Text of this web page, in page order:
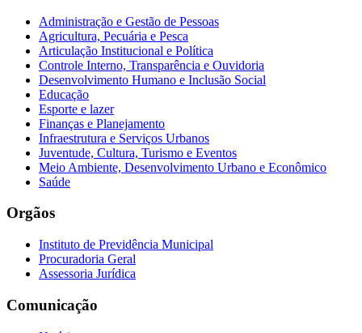
Administração e Gestão de Pessoas
Agricultura, Pecuária e Pesca
Articulação Institucional e Política
Controle Interno, Transparência e Ouvidoria
Desenvolvimento Humano e Inclusão Social
Educação
Esporte e lazer
Finanças e Planejamento
Infraestrutura e Serviços Urbanos
Juventude, Cultura, Turismo e Eventos
Meio Ambiente, Desenvolvimento Urbano e Econômico
Saúde
Orgãos
Instituto de Previdência Municipal
Procuradoria Geral
Assessoria Jurídica
Comunicação